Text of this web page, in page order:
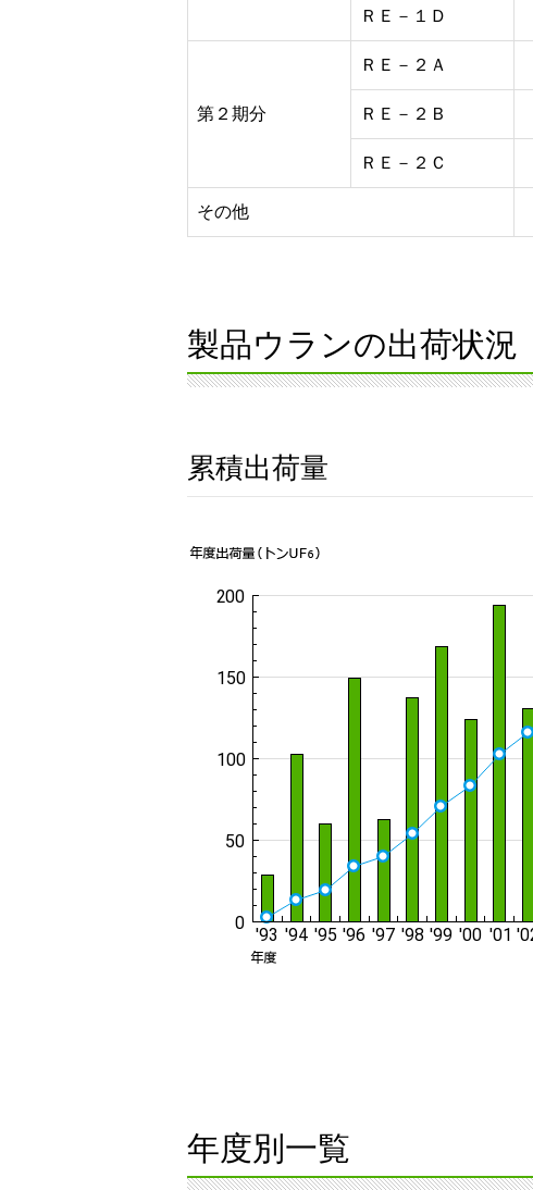
ＲＥ－１Ｄ
第２期分
ＲＥ－２Ａ
ＲＥ－２Ｂ
ＲＥ－２Ｃ
その他
製品ウランの出荷状況
累積出荷量
年度別一覧